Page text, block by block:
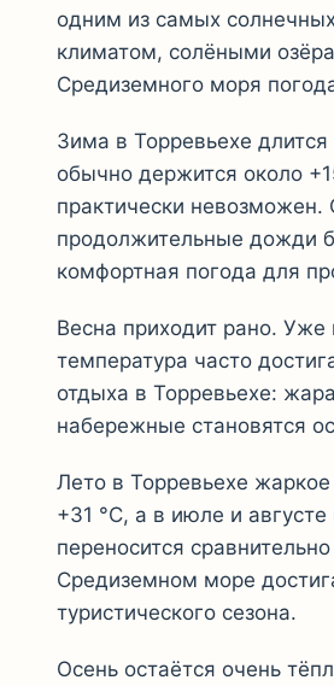
одним из самых
климатом, солёными
Средиземного моря
Зима в Торревьехе
обычно держится около
практически
продолжительные дожди
комфортная погода для
Весна приходит рано. Уже
температура часто
отдыха в Торревьехе:
набережные становятся
Лето в Торревьехе
+31 °C, а в июле и
переносится
Средиземном море
туристического сезона.
Осень остаётся очень